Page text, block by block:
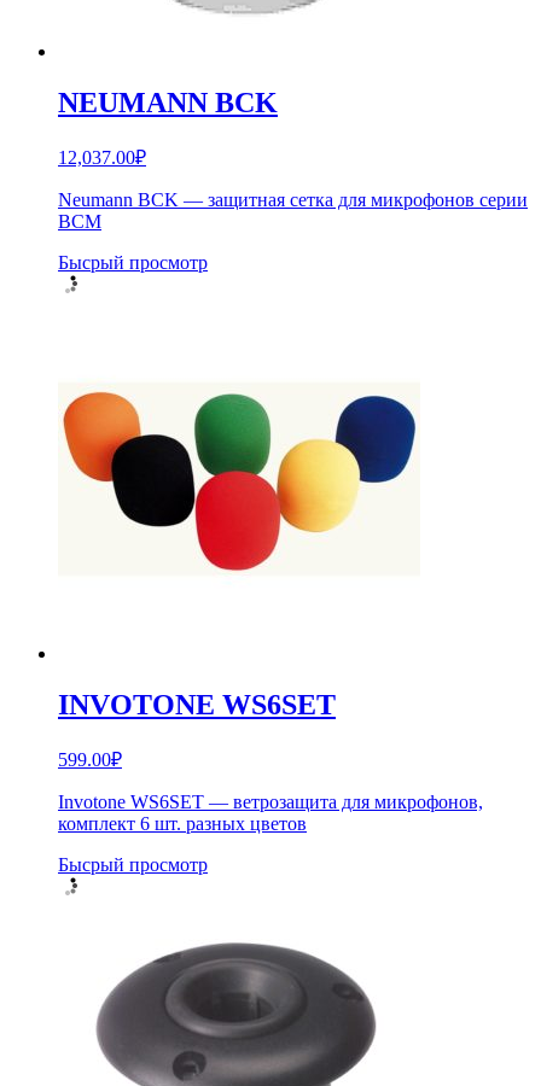
NEUMANN BCK
12,037.00₽
Neumann BCK — защитная сетка для микрофонов серии
BCM
Бысрый просмотр
INVOTONE WS6SET
599.00₽
Invotone WS6SET — ветрозащита для микрофонов,
комплект 6 шт. разных цветов
Бысрый просмотр